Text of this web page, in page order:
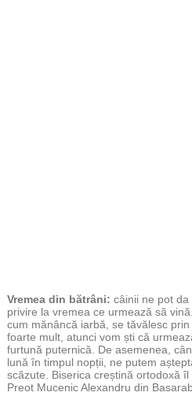
Vremea din bătrâni: câinii ne pot
privire la vremea ce urmează să
cum mănâncă iarbă, se tăvălesc
foarte mult, atunci vom ști că
furtună puternică. De asemenea,
lună în timpul nopții, ne putem
scăzute. Biserica creștină ortodoxă
Preot Mucenic Alexandru din